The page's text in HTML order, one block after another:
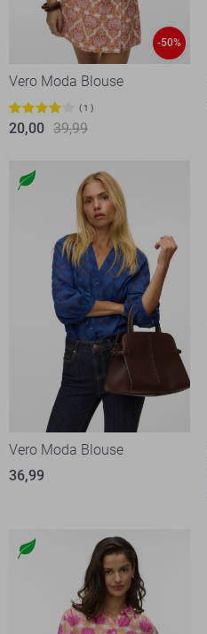
-50%
Vero Moda Blouse
1
20,00 39,99
Vero Moda Blouse
36,99